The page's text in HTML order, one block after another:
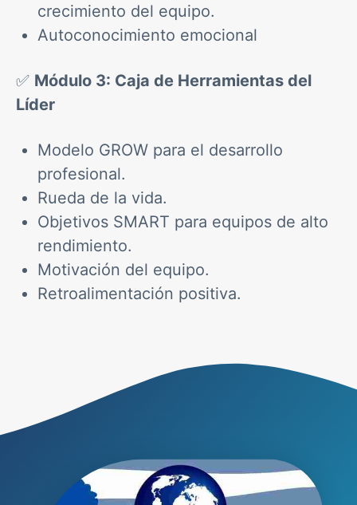
crecimiento del equipo.
Autoconocimiento emocional
✅ Módulo 3: Caja de Herramientas del
Líder
Modelo GROW para el desarrollo
profesional.
Rueda de la vida.
Objetivos SMART para equipos de alto
rendimiento.
Motivación del equipo.
Retroalimentación positiva.